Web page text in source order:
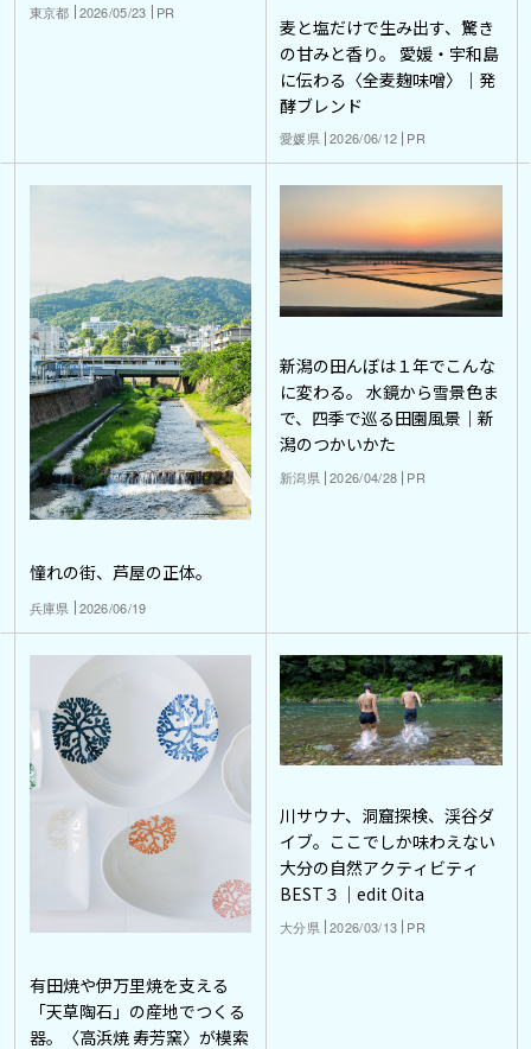
東京都 2026/05/23 PR
麦と塩だけで生み出す、驚き
の甘みと香り。 愛媛・宇和島
に伝わる〈全麦麹味噌〉｜発
酵ブレンド
愛媛県 2026/06/12 PR
憧れの街、芦屋の正体。
兵庫県 2026/06/19
新潟の田んぼは１年でこんな
に変わる。 水鏡から雪景色ま
で、四季で巡る田園風景｜新
潟のつかいかた
新潟県 2026/04/28 PR
有田焼や伊万里焼を支える
「天草陶石」の産地でつくる
器。〈高浜焼 寿芳窯〉が模索
川サウナ、洞窟探検、渓谷ダ
イブ。ここでしか味わえない
大分の自然アクティビティ
BEST３｜edit Oita
大分県 2026/03/13 PR